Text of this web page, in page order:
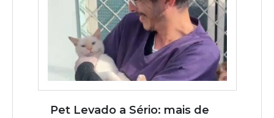
Pet Levado a Sério: mais de